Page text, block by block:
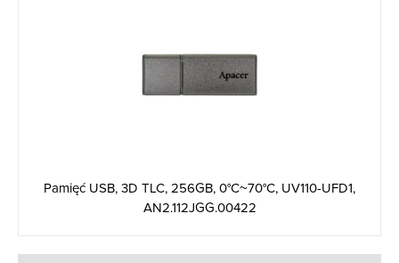
Pamięć USB, 3D TLC, 256GB, 0°C~70°C, UV110-UFD1,
AN2.112JGG.00422